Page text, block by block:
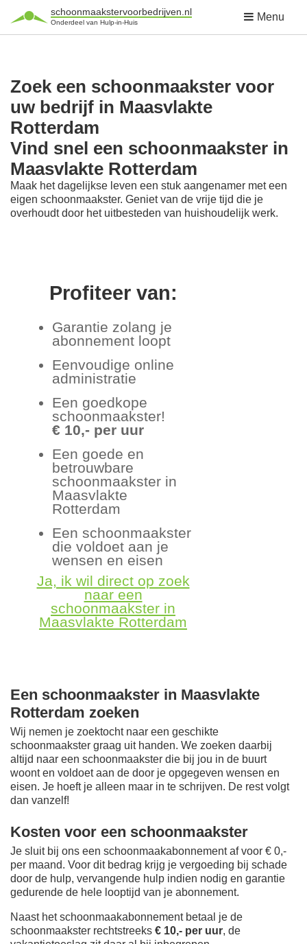
schoonmaakstervoorbedrijven.nl
Onderdeel van Hulp-in-Huis Menu
Zoek een schoonmaakster voor
uw bedrijf in Maasvlakte
Rotterdam
Vind snel een schoonmaakster in
Maasvlakte Rotterdam
Maak het dagelijkse leven een stuk aangenamer met een
eigen schoonmaakster. Geniet van de vrije tijd die je
overhoudt door het uitbesteden van huishoudelijk werk.
Profiteer van:
Garantie zolang je
abonnement loopt
Eenvoudige online
administratie
Een goedkope
schoonmaakster!
€ 10,- per uur
Een goede en
betrouwbare
schoonmaakster in
Maasvlakte
Rotterdam
Een schoonmaakster
die voldoet aan je
wensen en eisen
Ja, ik wil direct op zoek
naar een
schoonmaakster in
Maasvlakte Rotterdam
Een schoonmaakster in Maasvlakte
Rotterdam zoeken
Wij nemen je zoektocht naar een geschikte
schoonmaakster graag uit handen. We zoeken daarbij
altijd naar een schoonmaakster die bij jou in de buurt
woont en voldoet aan de door je opgegeven wensen en
eisen. Je hoeft je alleen maar in te schrijven. De rest volgt
dan vanzelf!
Kosten voor een schoonmaakster
Je sluit bij ons een schoonmaakabonnement af voor € 0,-
per maand. Voor dit bedrag krijg je vergoeding bij schade
door de hulp, vervangende hulp indien nodig en garantie
gedurende de hele looptijd van je abonnement.
Naast het schoonmaakabonnement betaal je de
schoonmaakster rechtstreeks € 10,- per uur, de